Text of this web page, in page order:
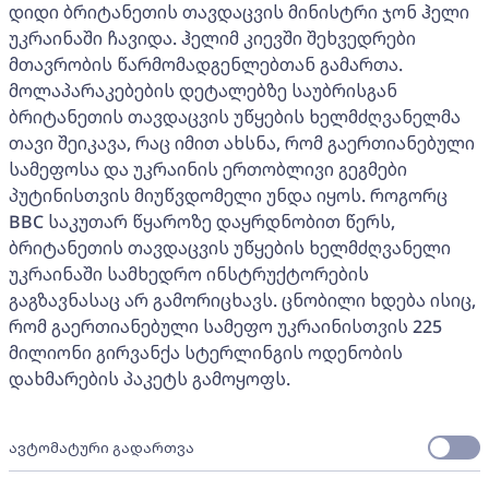
დიდი ბრიტანეთის თავდაცვის მინისტრი ჯონ ჰელი
უკრაინაში ჩავიდა. ჰელიმ კიევში შეხვედრები
მთავრობის წარმომადგენლებთან გამართა.
მოლაპარაკებების დეტალებზე საუბრისგან
ბრიტანეთის თავდაცვის უწყების ხელმძღვანელმა
თავი შეიკავა, რაც იმით ახსნა, რომ გაერთიანებული
სამეფოსა და უკრაინის ერთობლივი გეგმები
პუტინისთვის მიუწვდომელი უნდა იყოს. როგორც
BBC საკუთარ წყაროზე დაყრდნობით წერს,
ბრიტანეთის თავდაცვის უწყების ხელმძღვანელი
უკრაინაში სამხედრო ინსტრუქტორების
გაგზავნასაც არ გამორიცხავს. ცნობილი ხდება ისიც,
რომ გაერთიანებული სამეფო უკრაინისთვის 225
მილიონი გირვანქა სტერლინგის ოდენობის
დახმარების პაკეტს გამოყოფს.
ავტომატური გადართვა